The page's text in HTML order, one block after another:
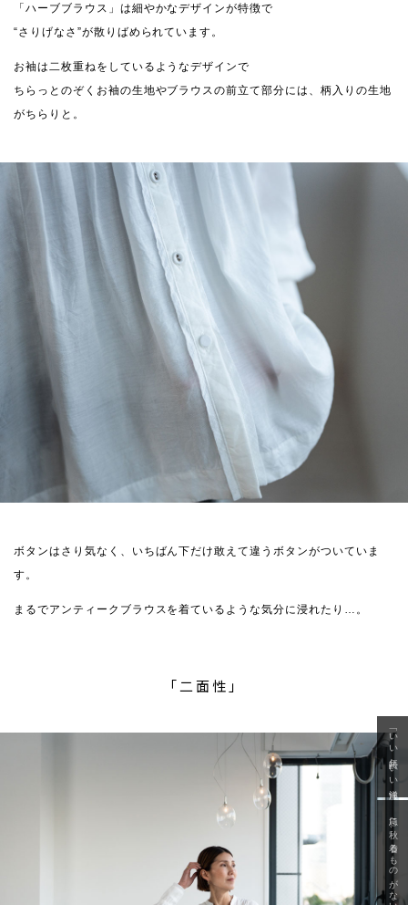
「ハーブブラウス」は細やかなデザインが特徴で
“さりげなさ”が散りばめられています。
お袖は二枚重ねをしているようなデザインで
ちらっとのぞくお袖の生地やブラウスの前立て部分には、柄入りの生地
がちらりと。
ボタンはさり気なく、いちばん下だけ敢えて違うボタンがついていま
す。
まるでアンティークブラウスを着ているような気分に浸れたり…。
「二面性」
「いい年齢 いい洋服」
急に秋、着るものがない